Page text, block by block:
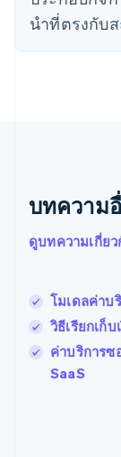
นําที่ตรงกับ
บทความ
ดูบทความเกี่ยว
โมเดลค่าบ
วิธีเรียกเก็
ค่าบริการซ
SaaS
English
เนเธอร์แล
Nederlands
Português
English
ฟินแลนด์
มอลตา
English
มาเลเซีย